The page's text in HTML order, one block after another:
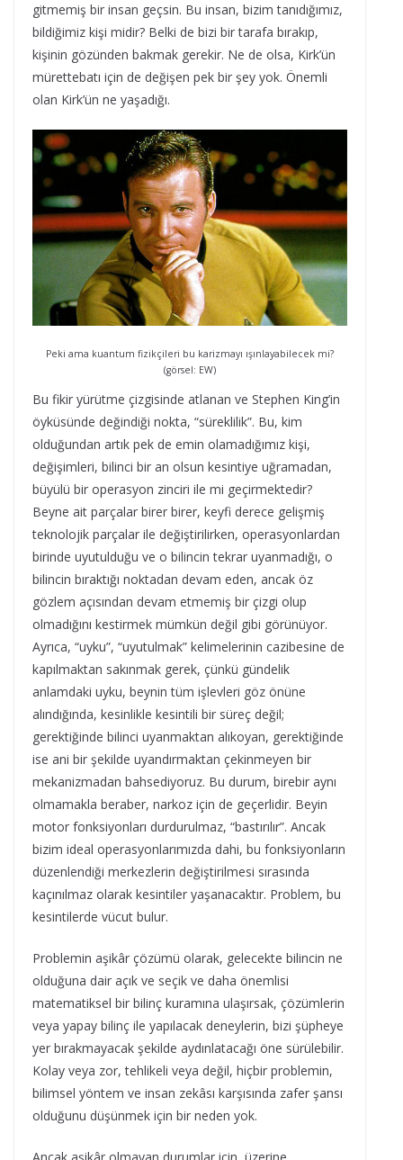
gitmemiş bir insan geçsin. Bu insan, bizim tanıdığımız,
bildiğimiz kişi midir? Belki de bizi bir tarafa bırakıp,
kişinin gözünden bakmak gerekir. Ne de olsa, Kirk’ün
mürettebatı için de değişen pek bir şey yok. Önemli
olan Kirk’ün ne yaşadığı.
Peki ama kuantum fizikçileri bu karizmayı ışınlayabilecek mi?
(görsel: EW)
Bu fikir yürütme çizgisinde atlanan ve Stephen King’in
öyküsünde değindiği nokta, “süreklilik”. Bu, kim
olduğundan artık pek de emin olamadığımız kişi,
değişimleri, bilinci bir an olsun kesintiye uğramadan,
büyülü bir operasyon zinciri ile mi geçirmektedir?
Beyne ait parçalar birer birer, keyfi derece gelişmiş
teknolojik parçalar ile değiştirilirken, operasyonlardan
birinde uyutulduğu ve o bilincin tekrar uyanmadığı, o
bilincin bıraktığı noktadan devam eden, ancak öz
gözlem açısından devam etmemiş bir çizgi olup
olmadığını kestirmek mümkün değil gibi görünüyor.
Ayrıca, “uyku”, “uyutulmak” kelimelerinin cazibesine de
kapılmaktan sakınmak gerek, çünkü gündelik
anlamdaki uyku, beynin tüm işlevleri göz önüne
alındığında, kesinlikle kesintili bir süreç değil;
gerektiğinde bilinci uyanmaktan alıkoyan, gerektiğinde
ise ani bir şekilde uyandırmaktan çekinmeyen bir
mekanizmadan bahsediyoruz. Bu durum, birebir aynı
olmamakla beraber, narkoz için de geçerlidir. Beyin
motor fonksiyonları durdurulmaz, “bastırılır”. Ancak
bizim ideal operasyonlarımızda dahi, bu fonksiyonların
düzenlendiği merkezlerin değiştirilmesi sırasında
kaçınılmaz olarak kesintiler yaşanacaktır. Problem, bu
kesintilerde vücut bulur.
Problemin aşikâr çözümü olarak, gelecekte bilincin ne
olduğuna dair açık ve seçik ve daha önemlisi
matematiksel bir bilinç kuramına ulaşırsak, çözümlerin
veya yapay bilinç ile yapılacak deneylerin, bizi şüpheye
yer bırakmayacak şekilde aydınlatacağı öne sürülebilir.
Kolay veya zor, tehlikeli veya değil, hiçbir problemin,
bilimsel yöntem ve insan zekâsı karşısında zafer şansı
olduğunu düşünmek için bir neden yok.